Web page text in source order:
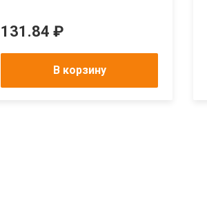
131.84 ₽
В корзину